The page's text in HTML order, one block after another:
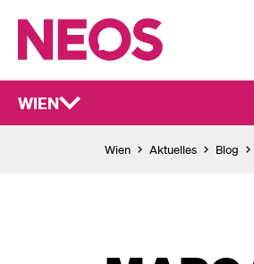
WIEN
Wien Aktuelles Blog